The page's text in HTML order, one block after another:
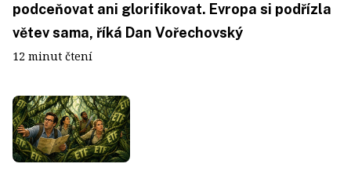
podceňovat ani glorifikovat. Evropa si podřízla
větev sama, říká Dan Vořechovský
12 minut čtení